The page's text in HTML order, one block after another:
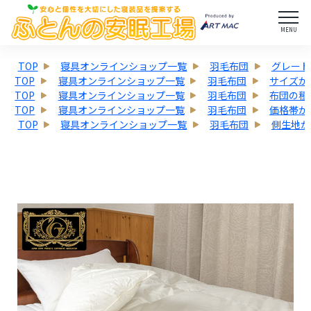
MENU
TOP 寝具オンラインショップ一覧 羽毛布団
グレー
TOP
寝具オンラインショップ一覧 羽毛布団
サイズ
TOP
寝具オンラインショップ一覧 羽毛布団
布団の
TOP
寝具オンラインショップ一覧 羽毛布団
価格帯
TOP
寝具オンラインショップ一覧 羽毛布団 側生地